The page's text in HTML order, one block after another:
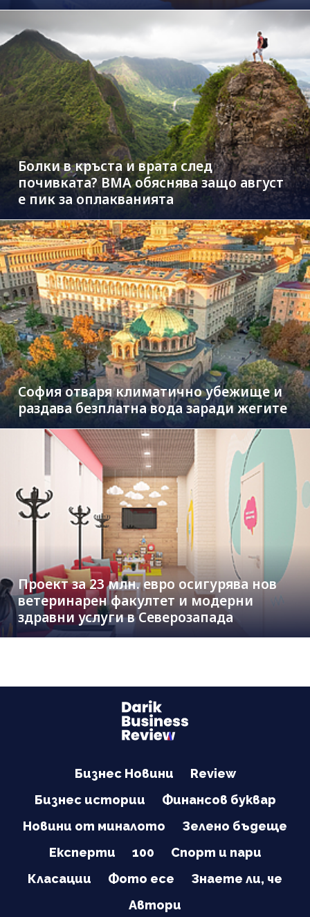
Болки в кръста и врата след
почивката? ВМА обяснява защо август
е пик за оплакванията
София отваря климатично убежище и
раздава безплатна вода заради жегите
Проект за 23 млн. евро осигурява нов
ветеринарен факултет и модерни
здравни услуги в Северозапада
Бизнес Новини
Review
Бизнес истории
Финансов буквар
Новини от миналото
Зелено бъдеще
Експерти
100
Спорт и пари
Класации
Фото есе
Знаете ли, че
Автори